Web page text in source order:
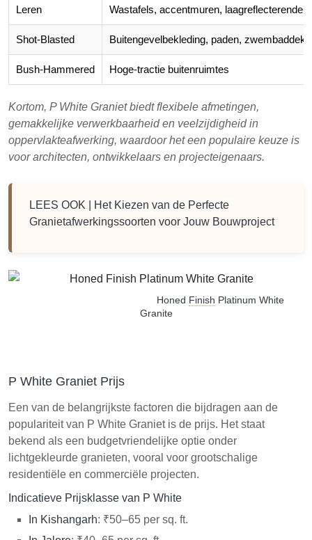
Leren Wastafels, accentmuren, laagreflecterende
Shot-Blasted Buitengevelbekleding, paden,
Bush-Hammered Hoge-tractie buitenruimtes
Kortom, P White Graniet biedt flexibele afmetingen,
gemakkelijke verwerkbaarheid en veelzijdigheid in
oppervlakteafwerking, waardoor het een populaire keuze is
voor architecten, ontwikkelaars en projecteigenaars.
LEES OOK |
Het Kiezen van de Perfecte
Granietafwerkingssoorten voor Jouw Bouwproject
Honed Finish Platinum White
Granite
P White Graniet Prijs
Een van de belangrijkste factoren die bijdragen aan de
populariteit van P White Graniet is de prijs. Het staat
bekend als een budgetvriendelijke optie onder
lichtgekleurde granieten, vooral voor grootschalige
residentiële en commerciële projecten.
Indicatieve Prijsklasse van P White
In Kishangarh: ₹50–65 per sq. ft.